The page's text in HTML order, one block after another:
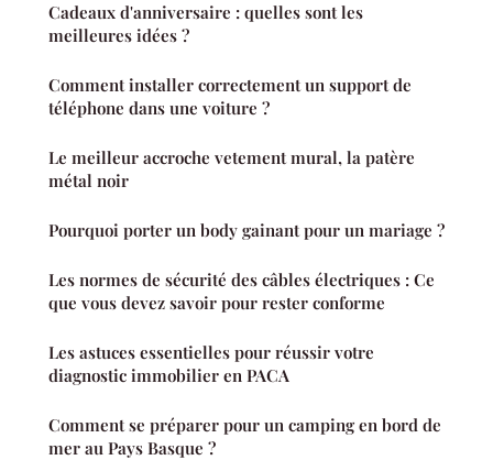
Cadeaux d'anniversaire : quelles sont les
meilleures idées ?
Comment installer correctement un support de
téléphone dans une voiture ?
Le meilleur accroche vetement mural, la patère
métal noir
Pourquoi porter un body gainant pour un mariage ?
Les normes de sécurité des câbles électriques : Ce
que vous devez savoir pour rester conforme
Les astuces essentielles pour réussir votre
diagnostic immobilier en PACA
Comment se préparer pour un camping en bord de
mer au Pays Basque ?